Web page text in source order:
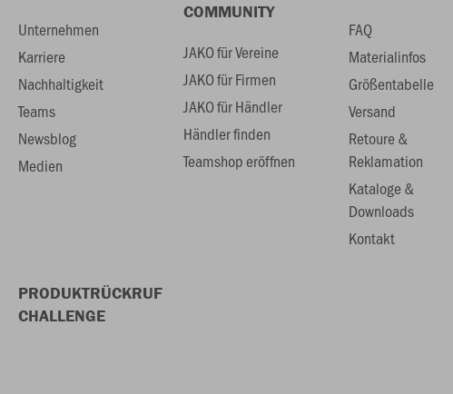
Unternehmen
Karriere
Nachhaltigkeit
Teams
Newsblog
Medien
COMMUNITY
JAKO für Vereine
JAKO für Firmen
JAKO für Händler
Händler finden
Teamshop eröffnen
FAQ
Materialinfos
Größentabelle
Versand
Retoure &
Reklamation
Kataloge &
Downloads
Kontakt
PRODUKTRÜCKRUF
CHALLENGE